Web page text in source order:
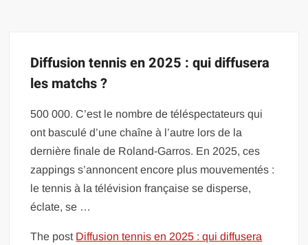
Diffusion tennis en 2025 : qui diffusera
les matchs ?
500 000. C’est le nombre de téléspectateurs qui
ont basculé d’une chaîne à l’autre lors de la
dernière finale de Roland-Garros. En 2025, ces
zappings s’annoncent encore plus mouvementés :
le tennis à la télévision française se disperse,
éclate, se …
The post Diffusion tennis en 2025 : qui diffusera